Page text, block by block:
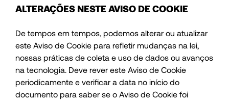
ALTERAÇÕES NESTE AVISO DE COOKIE
De tempos em tempos, podemos alterar ou atualizar
este Aviso de Cookie para refletir mudanças na lei,
nossas práticas de coleta e uso de dados ou avanços
na tecnologia. Deve rever este Aviso de Cookie
periodicamente e verificar a data no início do
documento para saber se o Aviso de Cookie foi